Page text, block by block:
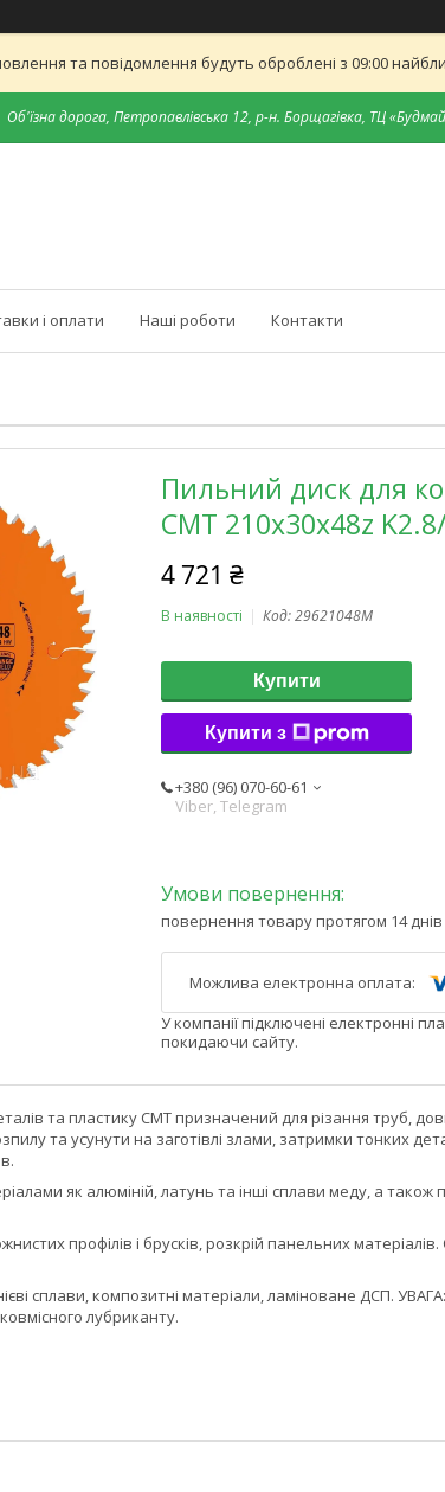
та повідомлення будуть оброблені з 09:00
Об'їзна дорога, Петропавлівська 12, р-н. Борщагівка, ТЦ
і оплати Наші роботи Контакти
Пильний диск для
СМТ 210х30х48z
4 721 ₴
В наявності Код:29621048M
Купити
Купити з
+380 (96) 070-60-61
Viber, Telegram
повернення товару протягом 14 днів
У компанії підключені електронні
покидаючи сайту.
та пластику СМТ призначений для різання труб,
та усунути на заготівлі злами, затримки тонких
як алюміній, латунь та інші сплави меду, а
профілів і брусків, розкрій панельних
сплави, композитні матеріали, ламіноване ДСП.
лубриканту.